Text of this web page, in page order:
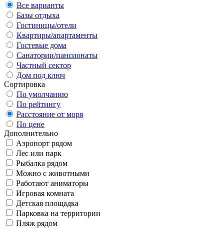
Все варианты
Базы отдыха
Гостиницы/отели
Квартиры/апартаменты
Гостевые дома
Санатории/пансионаты
Частный сектор
Дом под ключ
Сортировка
По умолчанию
По рейтингу
Расстояние от моря
По цене
Дополнительно
Аэропорт рядом
Лес или парк
Рыбалка рядом
Можно с животными
Работают аниматоры
Игровая комната
Детская площадка
Парковка на территории
Пляж рядом